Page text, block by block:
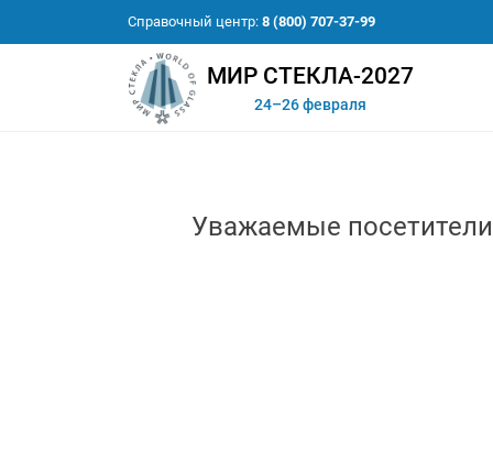
Справочный центр: 8 (800) 707-37-99
МИР СТЕКЛА-2027
24–26 февраля
Уважаемые